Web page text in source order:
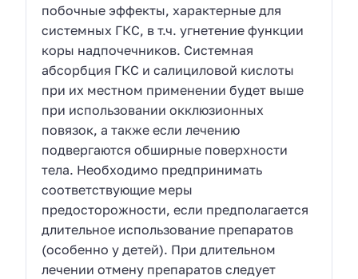
побочные эффекты, характерные для
системных ГКС, в т.ч. угнетение функции
коры надпочечников. Системная
абсорбция ГКС и салициловой кислоты
при их местном применении будет выше
при использовании окклюзионных
повязок, а также если лечению
подвергаются обширные поверхности
тела. Необходимо предпринимать
соответствующие меры
предосторожности, если предполагается
длительное использование препаратов
(особенно у детей). При длительном
лечении отмену препаратов следует